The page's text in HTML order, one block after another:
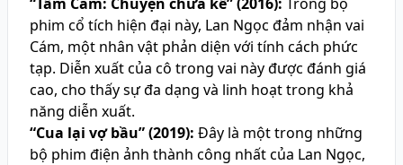
phim cổ tích hiện đại này, Lan Ngọc đảm nhận vai
Cám, một nhân vật phản diện với tính cách phức
tạp. Diễn xuất của cô trong vai này được đánh giá
cao, cho thấy sự đa dạng và linh hoạt trong khả
năng diễn xuất.
“Cua lại vợ bầu” (2019): Đây là một trong những
bộ phim điện ảnh thành công nhất của Lan Ngọc,